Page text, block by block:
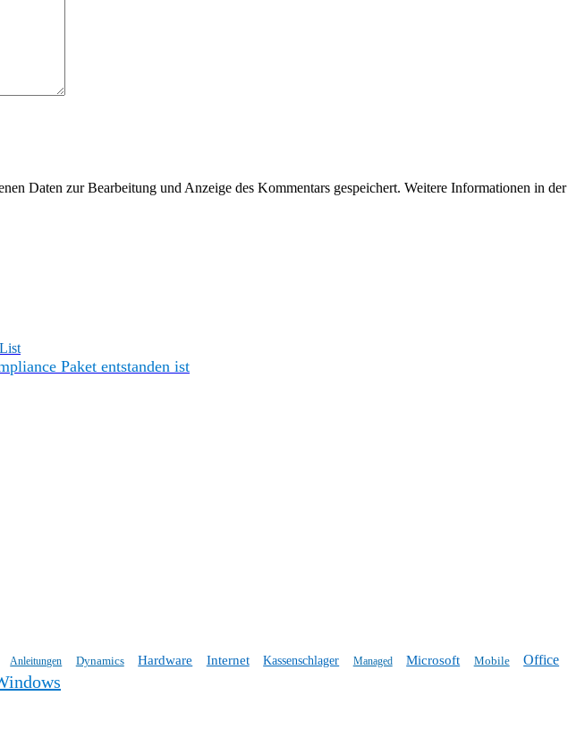
Daten zur Bearbeitung und Anzeige des Kommentars gespeichert. Weitere Informationen in der
Paket entstanden ist
Anleitungen Dynamics Hardware Internet Kassenschlager Managed Microsoft Mobile Office